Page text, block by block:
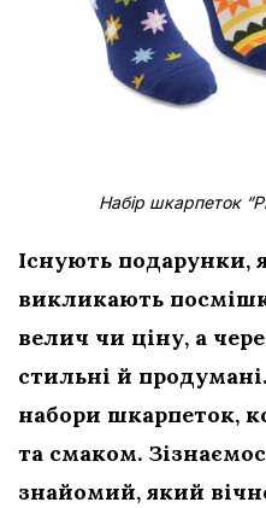
Набір шкарпеток
Існують подарунки,
викликають
велич чи ціну, а
стильні й
набори шкарпеток,
та смаком.
знайомий, який